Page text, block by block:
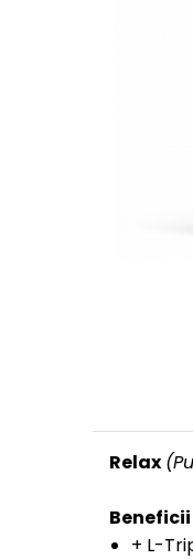
Extracte din plante
Probiotice și enzime
Sport de anduranţă,
Relax
+ L-